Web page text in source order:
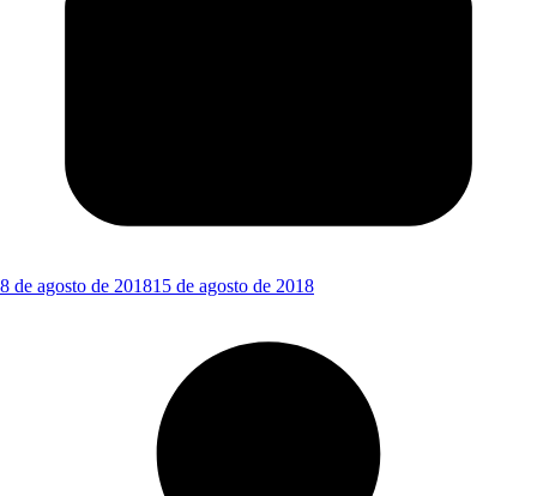
8 de agosto de 201815 de agosto de 2018